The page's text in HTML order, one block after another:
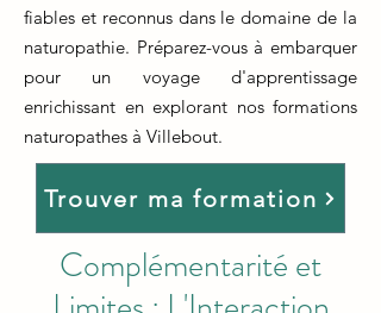
fiables et reconnus dans le domaine de la
naturopathie. Préparez-vous à embarquer
pour un voyage d'apprentissage
enrichissant en explorant nos formations
naturopathes à Villebout.
Trouver ma formation
Complémentarité et